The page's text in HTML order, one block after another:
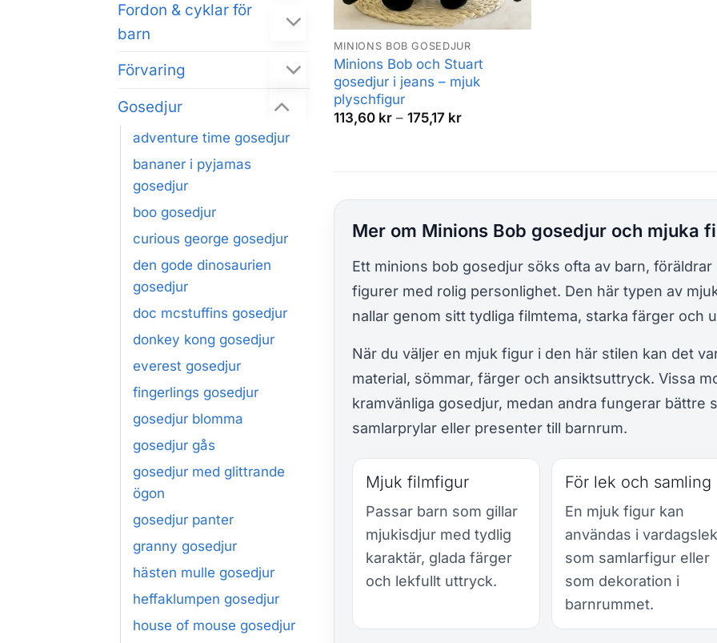
Fordon & cyklar för
barn
Förvaring
Gosedjur
adventure time gosedjur
bananer i pyjamas
gosedjur
boo gosedjur
curious george gosedjur
den gode dinosaurien
gosedjur
doc mcstuffins gosedjur
donkey kong gosedjur
everest gosedjur
fingerlings gosedjur
gosedjur blomma
gosedjur gås
gosedjur med glittrande
ögon
gosedjur panter
granny gosedjur
hästen mulle gosedjur
heffaklumpen gosedjur
house of mouse gosedjur
MINIONS BOB GOSEDJUR
Minions Bob och Stuart
gosedjur i jeans – mjuk
plyschfigur
113,60 kr – 175,17 krPrisintervall:
Mer om Minions Bob gosedjur och mjuka
Ett minions bob gosedjur söks ofta av barn,
figurer med rolig personlighet. Den här typen av
nallar genom sitt tydliga filmtema, starka färger och
När du väljer en mjuk figur i den här stilen kan det
material, sömmar, färger och ansiktsuttryck. Vissa
kramvänliga gosedjur, medan andra fungerar bättre
samlarprylar eller presenter till barnrum.
Mjuk filmfigur
Passar barn som gillar
mjukisdjur med tydlig
karaktär, glada färger
och lekfullt uttryck.
För lek och samling
En mjuk figur kan
användas i
som samlarfigur eller
som dekoration i
barnrummet.